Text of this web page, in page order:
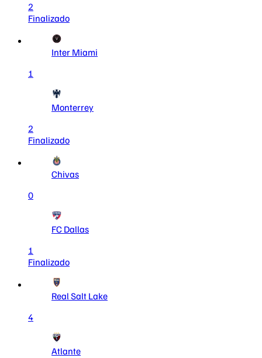
2
Finalizado
Inter Miami
1
Monterrey
2
Finalizado
Chivas
0
FC Dallas
1
Finalizado
Real Salt Lake
4
Atlante